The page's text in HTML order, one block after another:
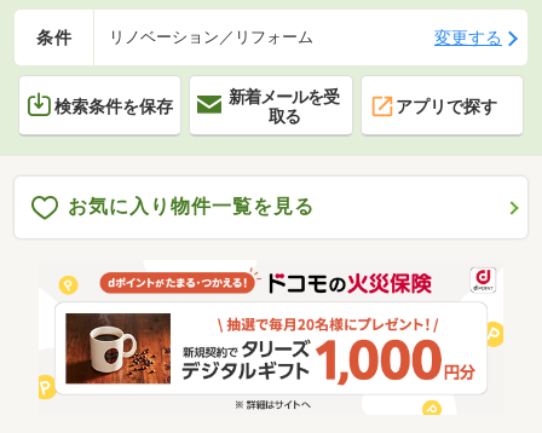
条件 リノベーション／リフォーム 変更する
検索条件を保存
新着メールを受
取る
アプリで探す
お気に入り物件一覧を見る